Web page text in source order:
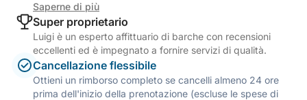
Saperne di più
Super proprietario
Luigi è un esperto affittuario di barche con recensioni
eccellenti ed è impegnato a fornire servizi di qualità.
Cancellazione flessibile
Ottieni un rimborso completo se cancelli almeno 24 ore
prima dell'inizio della prenotazione (escluse le spese di